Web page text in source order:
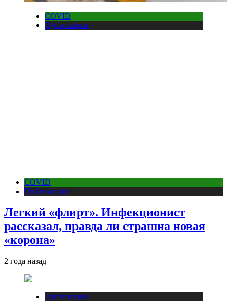
COVID
Публикации
COVID
Публикации
Легкий «флирт». Инфекционист
рассказал, правда ли страшна новая
«корона»
2 года назад
Публикации